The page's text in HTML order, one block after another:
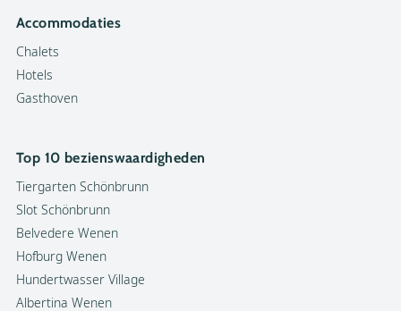
Accommodaties
Chalets
Hotels
Gasthoven
Top 10 bezienswaardigheden
Tiergarten Schönbrunn
Slot Schönbrunn
Belvedere Wenen
Hofburg Wenen
Hundertwasser Village
Albertina Wenen